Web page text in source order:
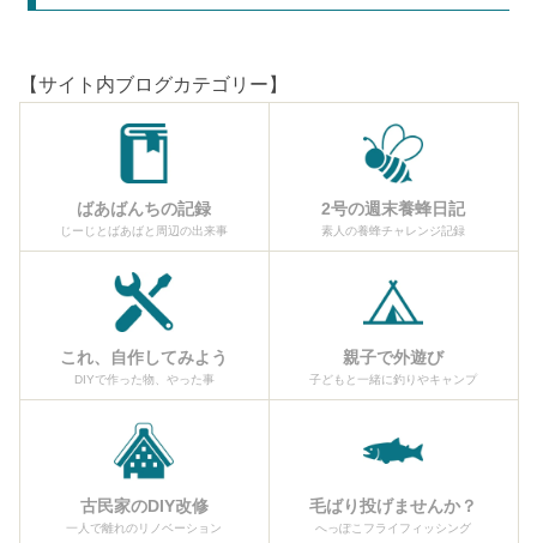
【サイト内ブログカテゴリー】
ばあばんちの記録
じーじとばあばと周辺の出来事
2号の週末養蜂日記
素人の養蜂チャレンジ記録
これ、自作してみよう
DIYで作った物、やった事
親子で外遊び
子どもと一緒に釣りやキャンプ
古民家のDIY改修
一人で離れのリノベーション
毛ばり投げませんか？
へっぽこフライフィッシング